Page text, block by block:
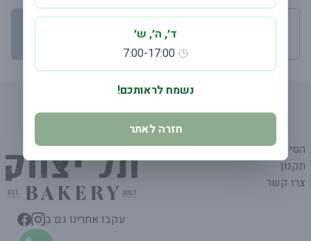
הסיפור שלנו
תקנון
צרו קשר
עקבו אחרינו גם ב
ד׳, ה׳, ש׳
7:00-17:00
נשמח לראותכם!
חזרה לאתר